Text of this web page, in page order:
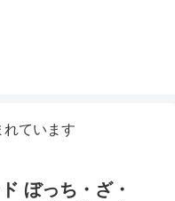
ています
ぼっち・ざ・